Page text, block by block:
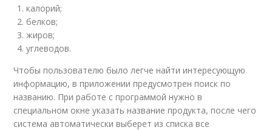
калорий;
белков;
жиров;
углеводов.
Чтобы пользователю было легче найти интересующую
информацию, в приложении предусмотрен поиск по
названию. При работе с программой нужно в
специальном окне указать название продукта, после чего
система автоматически выберет из списка все